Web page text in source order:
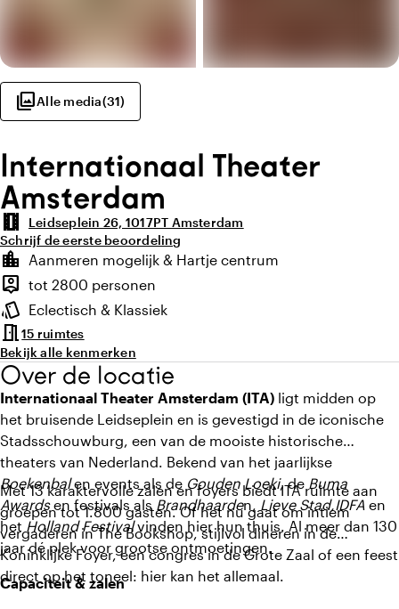
photo_libraryAlle media(31)
Internationaal Theater
Amsterdam
theaters
Leidseplein 26, 1017PT Amsterdam
Schrijf de eerste beoordeling
Highlights
location_city
Locatie en omgeving
Aanmeren mogelijk & Hartje centrum
person_pin
Capaciteit
tot 2800 personen
style
Sfeer en uitstraling
Eclectisch & Klassiek
meeting_room15 ruimtes
Bekijk alle kenmerken
Over de locatie
Internationaal Theater Amsterdam (ITA) ligt midden op
het bruisende Leidseplein en is gevestigd in de iconische
Stadsschouwburg, een van de mooiste historische
theaters van Nederland. Bekend van het jaarlijkse
Boekenbalen events als de Gouden Loeki, de Buma
Awardsen festivals als Brandhaarden, Lieve Stad,IDFA en
het Holland Festivalvinden hier hun thuis. Al meer dan 130
jaar dé plek voor grootse ontmoetingen.
Met 13 karaktervolle zalen en foyers biedt ITA ruimte aan
groepen tot 1.800 gasten. Of het nu gaat om intiem
vergaderen in The Bookshop, stijlvol dineren in de
Koninklijke Foyer, een congres in de Grote Zaal of een feest
direct op het toneel: hier kan het allemaal.
Capaciteit & zalen